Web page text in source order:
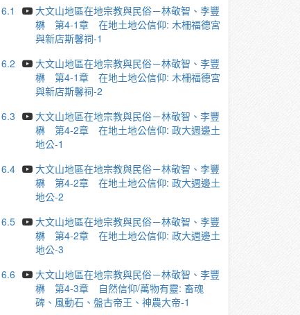
6.1
大文山地區在地宗教與民俗－林敬智、李豐
楙 第4-1章 在地土地公信仰: 木柵福德宮
與新店斯馨祠-1
6.2
大文山地區在地宗教與民俗－林敬智、李豐
楙 第4-1章 在地土地公信仰: 木柵福德宮
與新店斯馨祠-2
6.3
大文山地區在地宗教與民俗－林敬智、李豐
楙 第4-2章 在地土地公信仰: 政大週邊土
地公-1
6.4
大文山地區在地宗教與民俗－林敬智、李豐
楙 第4-2章 在地土地公信仰: 政大週邊土
地公-2
6.5
大文山地區在地宗教與民俗－林敬智、李豐
楙 第4-2章 在地土地公信仰: 政大週邊土
地公-3
6.6
大文山地區在地宗教與民俗－林敬智、李豐
楙 第4-3章 自然信仰/萬物有靈: 畜魂
碑、風動石、盤古帝王、神農大帝-1